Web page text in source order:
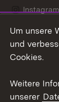
Instagram
Social
Um unsere
und
Cookies.
Weitere
unserer